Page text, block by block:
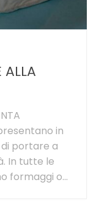
ALLA
in
portare a
In tutte le
formaggi o...